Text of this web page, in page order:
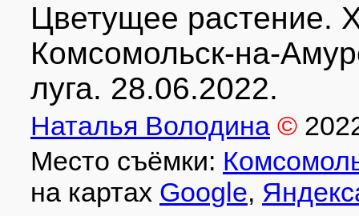
Цветущее растение.
Комсомольск-на-
луга. 28.06.2022.
Наталья Володина ©
Место съёмки:
на картах Google,